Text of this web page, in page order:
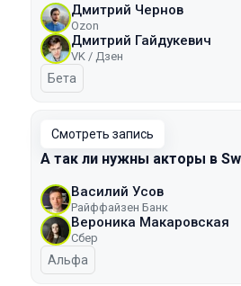
Дмитрий Чернов
Ozon
Дмитрий Гайдукевич
VK / Дзен
Бета
Смотреть запись
А так ли нужны акторы в
Василий Усов
Райффайзен Банк
Вероника Макаровская
Сбер
Альфа